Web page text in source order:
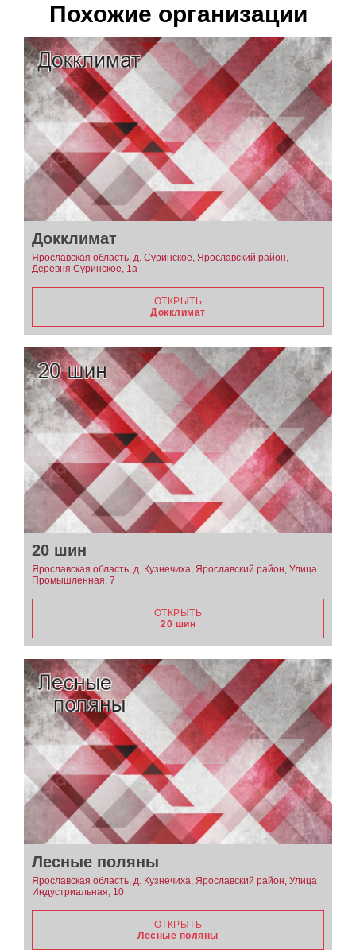
Похожие организации
Докклимат
Ярославская область, д. Суринское, Ярославский район,
Деревня Суринское, 1а
ОТКРЫТЬ
Докклимат
20 шин
Ярославская область, д. Кузнечиха, Ярославский район, Улица
Промышленная, 7
ОТКРЫТЬ
20 шин
Лесные поляны
Ярославская область, д. Кузнечиха, Ярославский район, Улица
Индустриальная, 10
ОТКРЫТЬ
Лесные поляны